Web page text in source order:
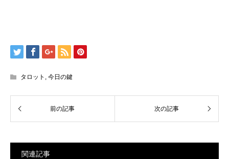
タロット , 今日の鍵
関連記事